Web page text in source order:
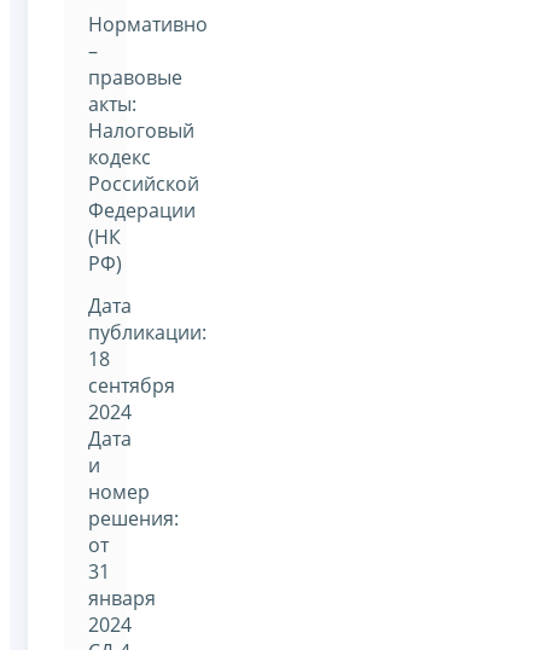
Нормативно
–
правовые
акты:
Налоговый
кодекс
Российской
Федерации
(НК
РФ)
Дата
публикации:
18
сентября
2024
Дата
и
номер
решения:
от
31
января
2024